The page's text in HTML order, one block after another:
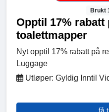
Brukt
Opptil 17% rabatt
toalettmapper
Nyt opptil 17% rabatt på
Luggage
Utløper: Gyldig Inntil
få